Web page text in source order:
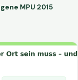
MPU 2015